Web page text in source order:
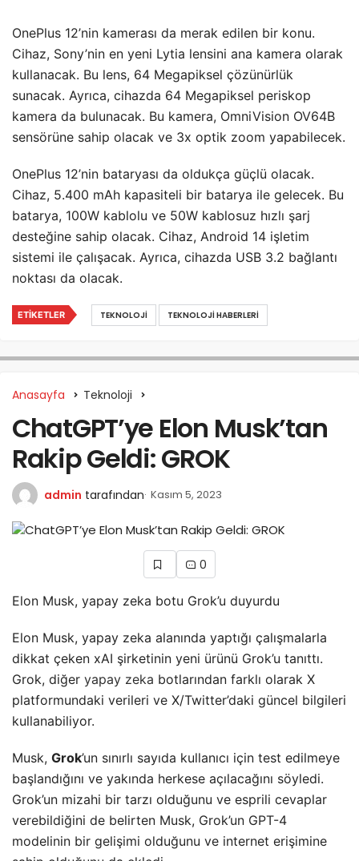
OnePlus 12’nin kamerası da merak edilen bir konu.
Cihaz, Sony’nin en yeni Lytia lensini ana kamera olarak
kullanacak. Bu lens, 64 Megapiksel çözünürlük
sunacak. Ayrıca, cihazda 64 Megapiksel periskop
kamera da bulunacak. Bu kamera, OmniVision OV64B
sensörüne sahip olacak ve 3x optik zoom yapabilecek.
OnePlus 12’nin bataryası da oldukça güçlü olacak.
Cihaz, 5.400 mAh kapasiteli bir batarya ile gelecek. Bu
batarya, 100W kablolu ve 50W kablosuz hızlı şarj
desteğine sahip olacak. Cihaz, Android 14 işletim
sistemi ile çalışacak. Ayrıca, cihazda USB 3.2 bağlantı
noktası da olacak.
ETIKETLER TEKNOLOJI TEKNOLOJI HABERLERI
Anasayfa Teknoloji
ChatGPT’ye Elon Musk’tan
Rakip Geldi: GROK
admin tarafından Kasım 5, 2023
0
Elon Musk, yapay zeka botu Grok’u duyurdu
Elon Musk, yapay zeka alanında yaptığı çalışmalarla
dikkat çeken xAI şirketinin yeni ürünü Grok’u tanıttı.
Grok, diğer yapay zeka botlarından farklı olarak X
platformundaki verileri ve X/Twitter’daki güncel bilgileri
kullanabiliyor.
Musk, Grok’un sınırlı sayıda kullanıcı için test edilmeye
başlandığını ve yakında herkese açılacağını söyledi.
Grok’un mizahi bir tarzı olduğunu ve esprili cevaplar
verebildiğini de belirten Musk, Grok’un GPT-4
modelinin bir gelişimi olduğunu ve internet erişimine